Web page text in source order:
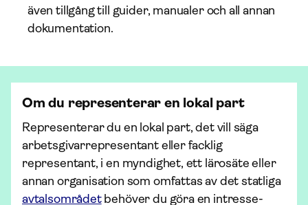
även tillgång till guider, manualer och all annan
dokumentation.
Om du representerar en lokal part
Representerar du en lokal part, det vill säga
arbetsgivarrepresentant eller facklig
representant, i en myndighet, ett lärosäte eller
annan organisation som omfattas av det statliga
avtalsområdetbehöver du göra en intresse­